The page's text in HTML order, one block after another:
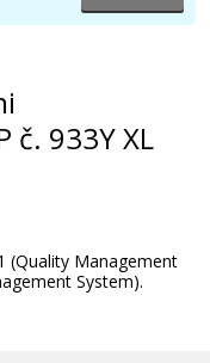
č. 933Y XL
(Quality Management
System).